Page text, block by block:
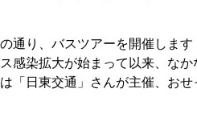
通り、バスツアーを開催します
感染拡大が始まって以来、な
「日東交通」さんが主催、お